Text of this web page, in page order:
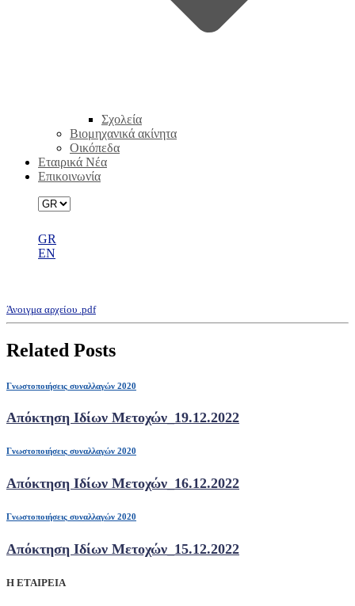
Σχολεία
Βιομηχανικά ακίνητα
Οικόπεδα
Εταιρικά Νέα
Επικοινωνία
GR
EN
Άνοιγμα αρχείου .pdf
Related Posts
Γνωστοποιήσεις συναλλαγών 2020
Απόκτηση Ιδίων Μετοχών_19.12.2022
Γνωστοποιήσεις συναλλαγών 2020
Απόκτηση Ιδίων Μετοχών_16.12.2022
Γνωστοποιήσεις συναλλαγών 2020
Απόκτηση Ιδίων Μετοχών_15.12.2022
Η ΕΤΑΙΡΕΙΑ